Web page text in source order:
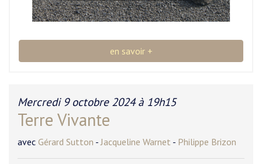
en savoir +
Mercredi 9 octobre 2024 à 19h15
Terre Vivante
avec Gérard Sutton -Jacqueline Warnet - Philippe Brizon